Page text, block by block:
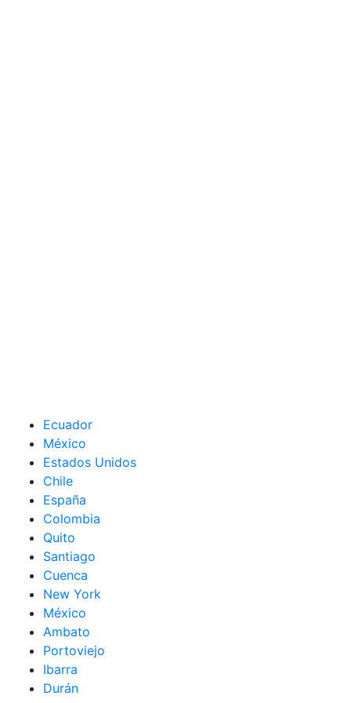
Ecuador
México
Estados Unidos
Chile
España
Colombia
Quito
Santiago
Cuenca
New York
México
Ambato
Portoviejo
Ibarra
Durán